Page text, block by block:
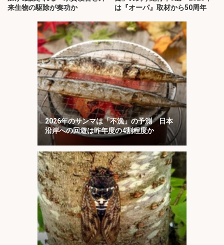
来生物の駆除が奏功か
は『オーパ』取材から50周年
2026年のサンマは「不漁」の予測 日本
沿岸への回遊は昨年度の4割程度か